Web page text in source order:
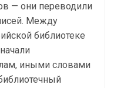
— они переводили
Между
библиотеке
иными словами